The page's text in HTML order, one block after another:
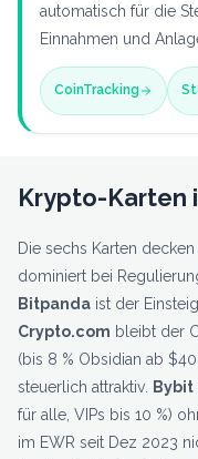
automatisch für die
Einnahmen und
CoinTracking
Krypto-Karten
Die sechs Karten
dominiert bei
Bitpanda ist der
Crypto.com bleibt der
(bis 8 % Obsidian ab
steuerlich attraktiv.
Bybit
für alle, VIPs bis 10 %)
im EWR seit Dez 2023